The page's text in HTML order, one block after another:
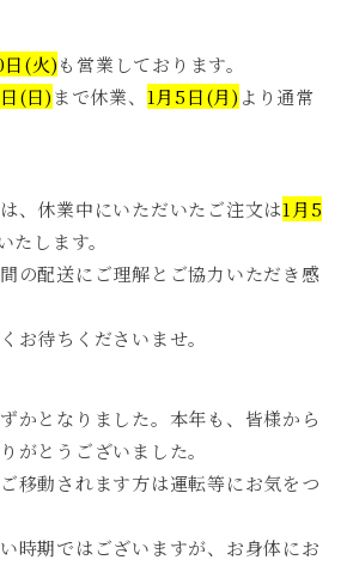
日(火)も営業しております。
(日)まで休業、 1月5日(月) より通常
、休業中にいただいたご注文は1月5
たします。
の配送にご理解とご協力いただき感
お待ちくださいませ。
かとなりました。本年も、皆様から
がとうございました。
移動されます方は運転等にお気をつ
時期ではございますが、お身体にお